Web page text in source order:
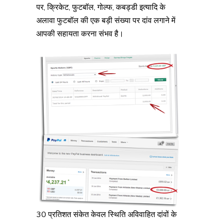
पर, क्रिकेट, फुटबॉल, गोल्फ, कबड्डी इत्यादि के
अलावा फुटबॉल की एक बड़ी संख्या पर दांव लगाने में
आपकी सहायता करना संभव है।
30 प्रतिशत संकेत केवल स्थिति अविवाहित दांवों के